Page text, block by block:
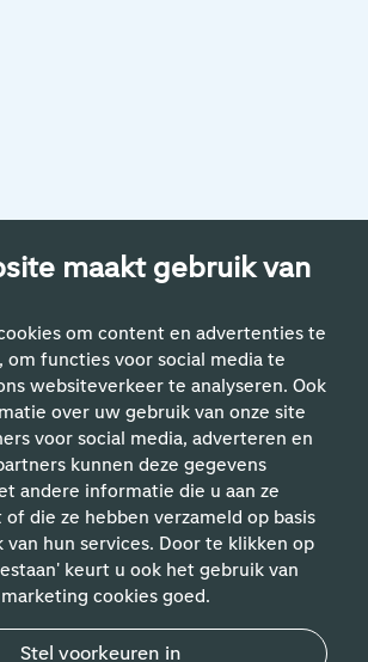
maakt gebruik van
om content en advertenties te
om functies voor social media te
websiteverkeer te analyseren. Ook
over uw gebruik van onze site
voor social media, adverteren en
kunnen deze gegevens
andere informatie die u aan ze
die ze hebben verzameld op basis
van hun services. Door te klikken op
keurt u ook het gebruik van
cookies goed.
Stel voorkeuren in